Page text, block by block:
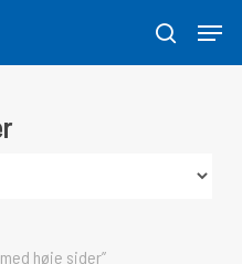
søg
Menu
høje sider”
Close